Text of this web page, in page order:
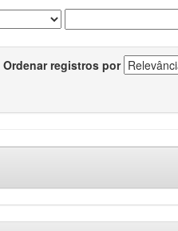
Ordenar registros por